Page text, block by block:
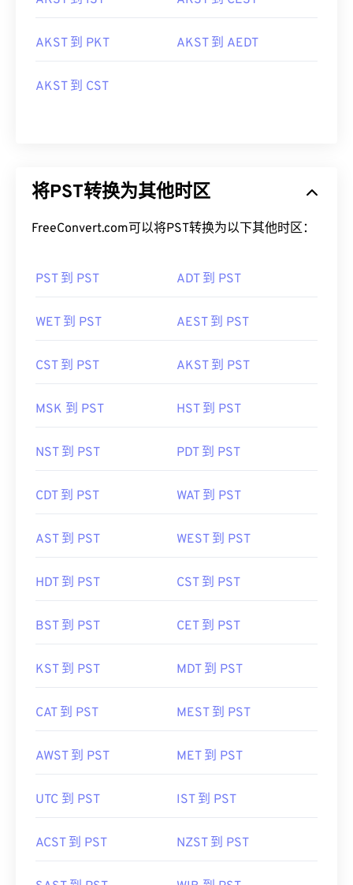
AKST 到 PKT AKST 到 AEDT
AKST 到 CST
将PST转换为其他时区
FreeConvert.com可以将PST转换为以下其他时区：
PST 到 PST ADT 到 PST
WET 到 PST AEST 到 PST
CST 到 PST AKST 到 PST
MSK 到 PST HST 到 PST
NST 到 PST PDT 到 PST
CDT 到 PST WAT 到 PST
AST 到 PST WEST 到 PST
HDT 到 PST CST 到 PST
BST 到 PST CET 到 PST
KST 到 PST MDT 到 PST
CAT 到 PST MEST 到 PST
AWST 到 PST MET 到 PST
UTC 到 PST IST 到 PST
ACST 到 PST NZST 到 PST